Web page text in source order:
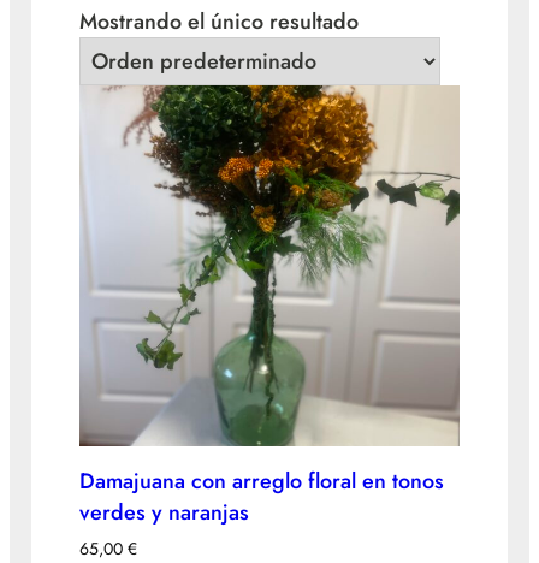
Mostrando el único resultado
Damajuana con arreglo floral en tonos
verdes y naranjas
65,00 €